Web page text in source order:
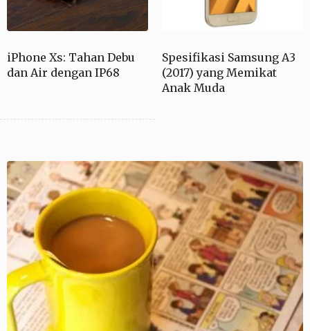
iPhone Xs: Tahan Debu
dan Air dengan IP68
Spesifikasi Samsung A3
(2017) yang Memikat
Anak Muda